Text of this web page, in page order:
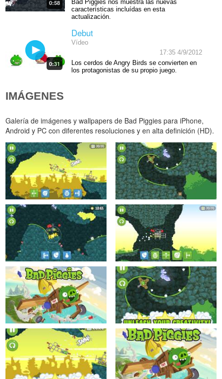
0:58
Bad Piggies nos muestra las nuevas
características incluídas en esta
actualización.
0:31
Debut
Vídeo
17:35 4/9/2012
Los cerdos de Angry Birds se convierten en
los protagonistas de su propio juego.
IMÁGENES
Galería de imágenes y wallpapers de Bad Piggies para iPhone,
Android y PC con diferentes resoluciones y en alta definición (HD).